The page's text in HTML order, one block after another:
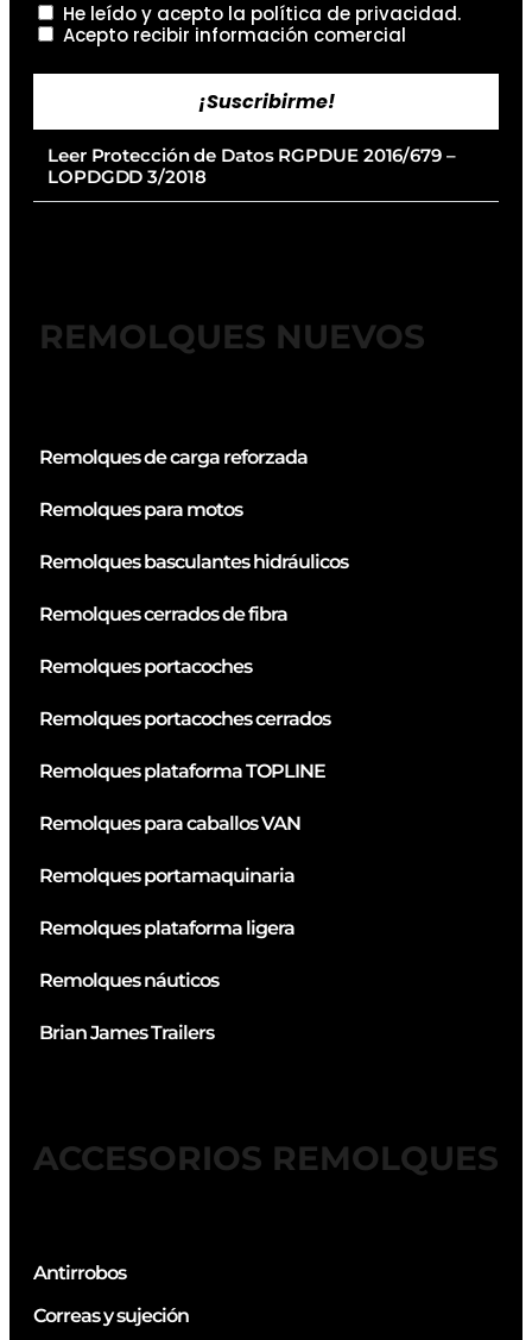
He leído y acepto la política de privacidad.
Acepto recibir información comercial
¡Suscribirme!
Leer Protección de Datos RGPDUE 2016/679 –
LOPDGDD 3/2018
REMOLQUES NUEVOS
Remolques de carga reforzada
Remolques para motos
Remolques basculantes hidráulicos
Remolques cerrados de fibra
Remolques portacoches
Remolques portacoches cerrados
Remolques plataforma TOPLINE
Remolques para caballos VAN
Remolques portamaquinaria
Remolques plataforma ligera
Remolques náuticos
Brian James Trailers
ACCESORIOS REMOLQUES
Antirrobos
Correas y sujeción